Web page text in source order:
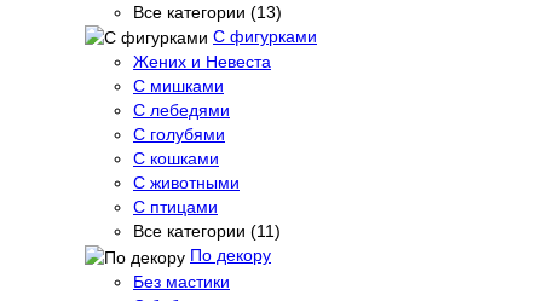
Все категории (13)
С фигурками
Жених и Невеста
С мишками
С лебедями
С голубями
С кошками
С животными
С птицами
Все категории (11)
По декору
Без мастики